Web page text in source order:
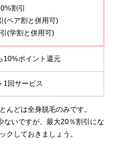
割引
(ペア割と併用可)
(学割と併用可)
10%ポイント還元
1回サービス
んどは全身脱毛のみです。
ないですが、最大20％割引にな
クしておきましょう。